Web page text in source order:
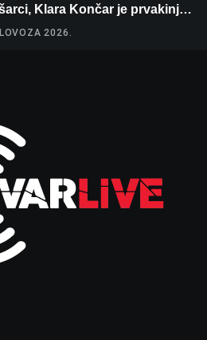
Klara Končar je prvakinja
u stolnom tenisu!
2026.